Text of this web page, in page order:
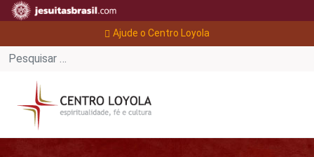
Ajude o Centro Loyola